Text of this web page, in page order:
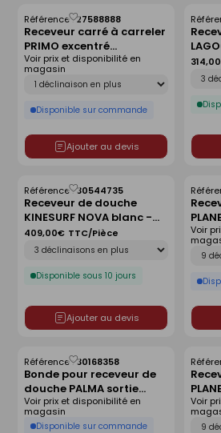
Receveur carré à carreler
PRIMO excentré
polystyrène extrudé
haut.4cm larg.120cm
long.120cm
Référence :27588888
Déclinaison
Disponible sur commande
Voir prix et disponibilité en
magasin
Ajouter au devis
Enregistrer
comme
liste
cm
Receveur de douche
KINESURF NOVA blanc -
140x90 cm
Référence :30544735
Disponible sous 10 jours
409,00€ TTC/Pièce
Ajouter au devis
Enregistrer
comme
liste
120
Voir
Bonde pour receveur de
douche PALMA sortie
horizontale sans capot
Référence :30168358
Disponible sur commande
Voir prix et disponibilité en
magasin
Enregistrer
comme
liste
cm
Voir